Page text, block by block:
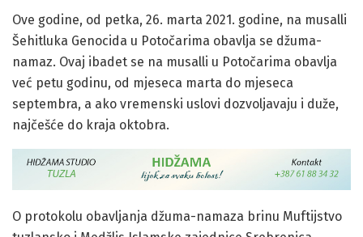
Ove godine, od petka, 26. marta 2021. godine, na musalli
Šehitluka Genocida u Potočarima obavlja se džuma-
namaz. Ovaj ibadet se na musalli u Potočarima obavlja
već petu godinu, od mjeseca marta do mjeseca
septembra, a ako vremenski uslovi dozvoljavaju i duže,
najčešće do kraja oktobra.
O protokolu obavljanja džuma-namaza brinu Muftijstvo